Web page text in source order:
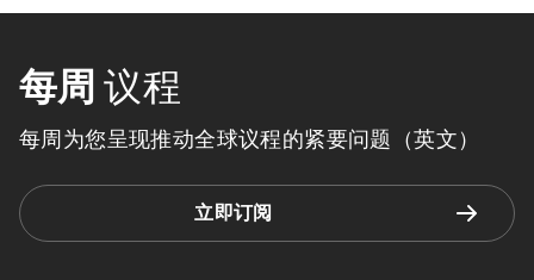
每周 议程
每周为您呈现推动全球议程的紧要问题（英文）
立即订阅